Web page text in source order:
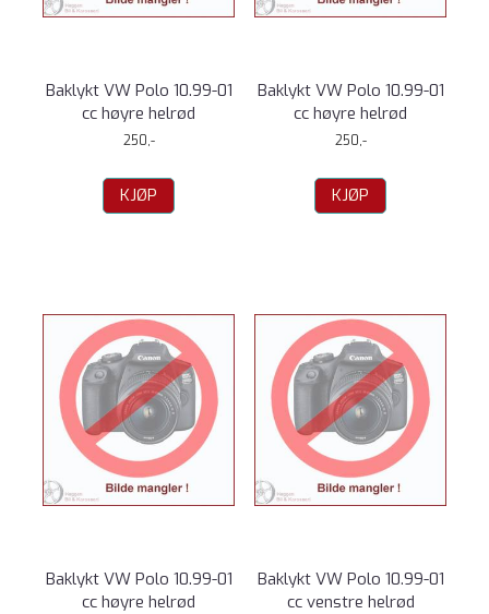
Baklykt VW Polo 10.99-01
cc høyre helrød
250,-
KJØP
Baklykt VW Polo 10.99-01
cc høyre helrød
250,-
KJØP
Baklykt VW Polo 10.99-01
cc høyre helrød
Baklykt VW Polo 10.99-01
cc venstre helrød